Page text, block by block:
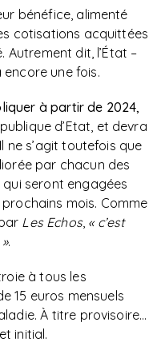
bénéfice, alimenté
cotisations acquittées
dit, l’État –
une fois.
à partir de 2024,
d’Etat, et devra
ne s’agit toutefois que
par chacun des
seront engagées
mois. Comme
Les Echos, « c’est
.
à tous les
15 euros mensuels
À titre provisoire...
initial.